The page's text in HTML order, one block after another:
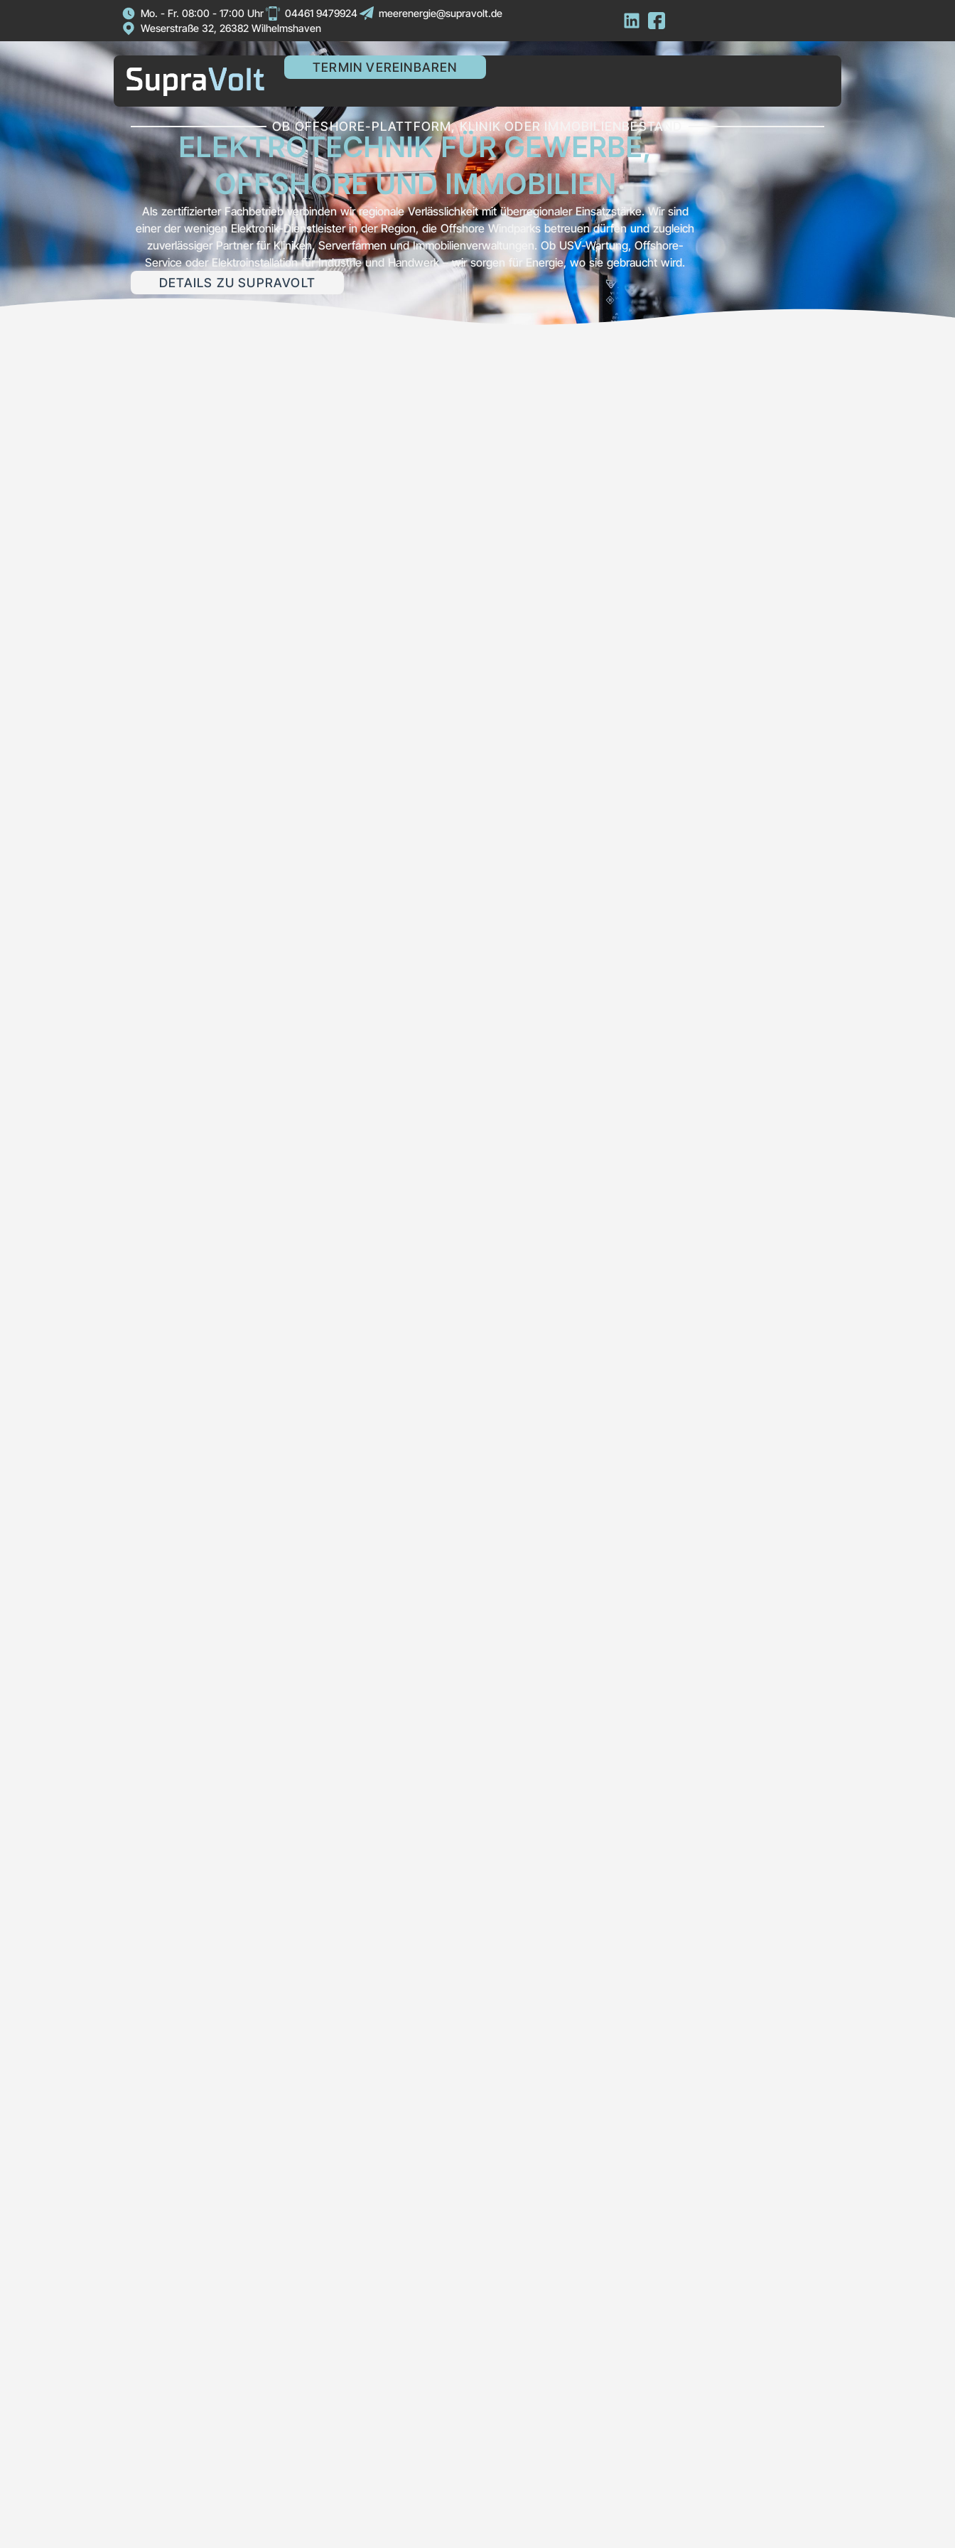
Mo. - Fr. 08:00 - 17:00 Uhr 04461 9479924
meerenergie@supravolt.de
Weserstraße 32, 26382 Wilhelmshaven
TERMIN VEREINBAREN
OB OFFSHORE-PLATTFORM, KLINIK ODER IMMOBILIENBESTAND
ELEKTROTECHNIK FÜR GEWERBE,
OFFSHORE UND IMMOBILIEN
Als zertifizierter Fachbetrieb verbinden wir regionale Verlässlichkeit mit überregionaler Einsatzstärke. Wir sind
einer der wenigen Elektronik-Dienstleister in der Region, die Offshore Windparks betreuen dürfen und zugleich
zuverlässiger Partner für Kliniken, Serverfarmen und Immobilienverwaltungen. Ob USV-Wartung, Offshore-
Service oder Elektroinstallation für Industrie und Handwerk – wir sorgen für Energie, wo sie gebraucht wird.
DETAILS ZU SUPRAVOLT